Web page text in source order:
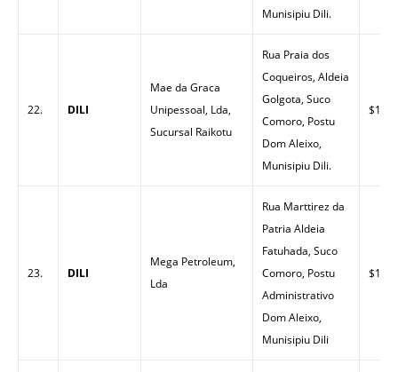
Munisipiu Dili.
22. DILI
Mae da Graca
Unipessoal, Lda,
Sucursal Raikotu
Rua Praia dos
Coqueiros, Aldeia
Golgota, Suco
Comoro, Postu
Dom Aleixo,
Munisipiu Dili.
$1.56
23. DILI
Mega Petroleum,
Lda
Rua Marttirez da
Patria Aldeia
Fatuhada, Suco
Comoro, Postu
Administrativo
Dom Aleixo,
Munisipiu Dili
$1.49